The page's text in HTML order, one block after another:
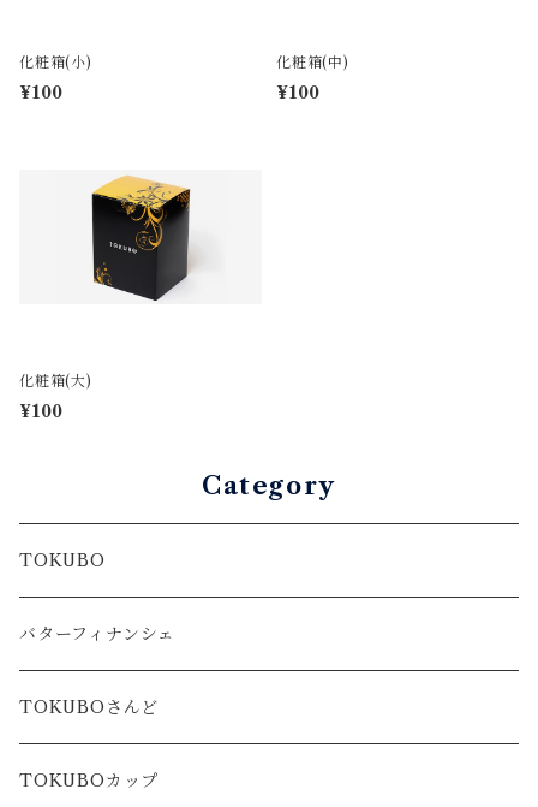
化粧箱(小)
¥100
化粧箱(中)
¥100
化粧箱(大)
¥100
Category
TOKUBO
バターフィナンシェ
TOKUBOさんど
TOKUBOカップ